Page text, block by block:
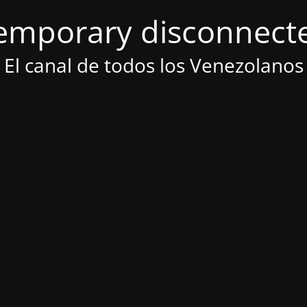
El canal de todos los Venezolanos